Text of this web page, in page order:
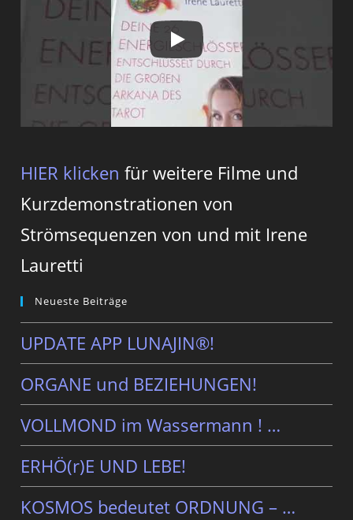
HIER klicken für weitere Filme und
Kurzdemonstrationen von
Strömsequenzen von und mit Irene
Lauretti
Neueste Beiträge
UPDATE APP LUNAJIN®!
ORGANE und BEZIEHUNGEN!
VOLLMOND im Wassermann ! …
ERHÖ(r)E UND LEBE!
KOSMOS bedeutet ORDNUNG – …